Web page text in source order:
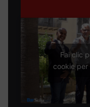
Fai clic
cookie